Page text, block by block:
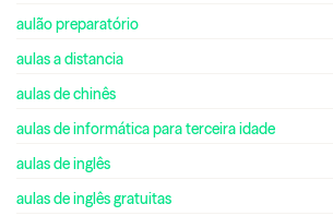
aulão preparatório
aulas a distancia
aulas de chinês
aulas de informática para terceira idade
aulas de inglês
aulas de inglês gratuitas